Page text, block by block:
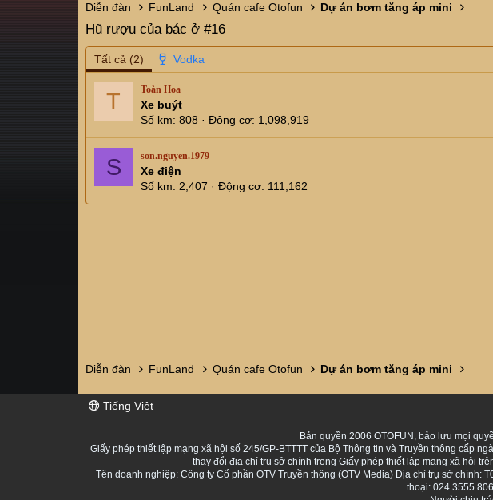
Diễn đàn FunLand Quán cafe Otofun Dự án bơm tăng áp mini
Hũ rượu của bác ở #16
Tất cả (2)
T Toàn Hoa
Xe buýt
Số km 808 Động cơ 1,098,919
S son.nguyen.1979
Xe điện
Số km
2,407 Động cơ 111,162
Diễn đàn FunLand Quán cafe Otofun Dự án bơm tăng áp mini
Tiếng Việt
Bản quyền 2006 OTOFUN, bảo lưu mọi
Giấy phép thiết lập mạng xã hội số 245/GP-BTTTT của Bộ Thông tin và Truyền thông cấp
thay đổi địa chỉ trụ sở chính trong Giấy phép thiết lập mạng xã hội
Tên doanh nghiệp: Công ty Cổ phần OTV Truyền thông (OTV Media) Địa chỉ trụ sở chính:
thoại: